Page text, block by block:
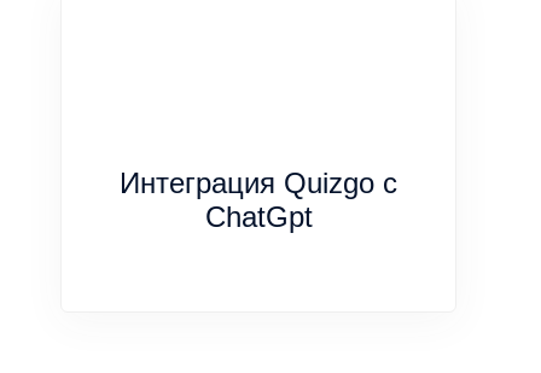
Интеграция Quizgo с
ChatGpt